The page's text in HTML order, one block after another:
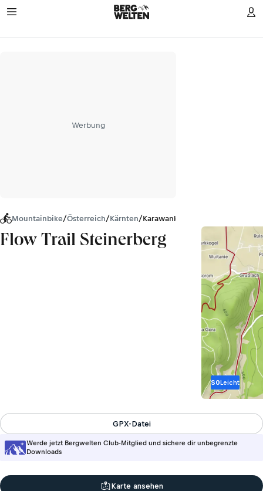
Werbung
Mountainbike/Österreich/Kärnten/Karawanken
Flow Trail Steinerberg
S0Leicht
Werde jetzt Bergwelten Club-Mitglied und sichere dir unbegrenzte
Downloads
GPX-Datei
Karte ansehen